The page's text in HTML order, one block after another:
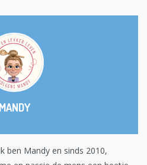
MANDY
ben Mandy en sinds 2010,